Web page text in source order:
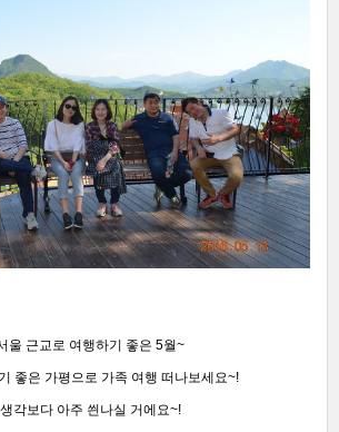
울 근교로 여행하기 좋은 5월~
좋은 가평으로 가족 여행 떠나보세요~!
생각보다 아주 씐나실 거에요~!